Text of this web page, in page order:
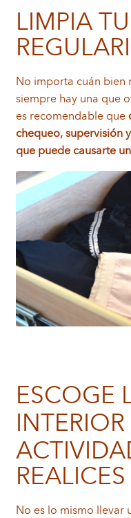
LIMPIA
No importa cuán bien
siempre hay una que
es recomendable que
chequeo, supervisión
que puede causarte
ESCOGE
REALICES
No es lo mismo llevar